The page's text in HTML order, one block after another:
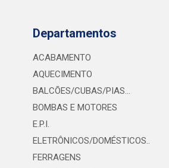
Departamentos
ACABAMENTO
AQUECIMENTO
BALCÕES/CUBAS/PIAS...
BOMBAS E MOTORES
E.P.I.
ELETRÔNICOS/DOMÉSTICOS..
FERRAGENS